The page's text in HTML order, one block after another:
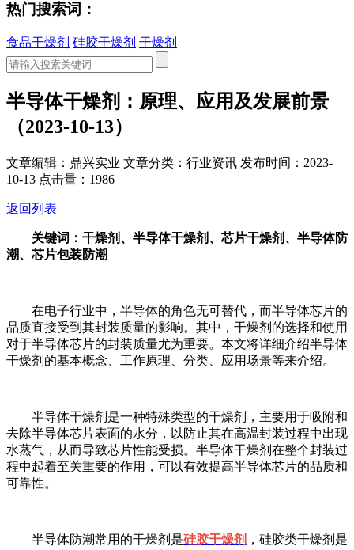
热门搜索词：
食品干燥剂 硅胶干燥剂 干燥剂
半导体干燥剂：原理、应用及发展前景
（2023-10-13）
文章编辑：鼎兴实业 文章分类：行业资讯 发布时间：2023-
10-13 点击量：1986
返回列表
关键词：干燥剂、半导体干燥剂、芯片干燥剂、半导体防
潮、芯片包装防潮
在电子行业中，半导体的角色无可替代，而半导体芯片的
品质直接受到其封装质量的影响。其中，干燥剂的选择和使用
对于半导体芯片的封装质量尤为重要。本文将详细介绍半导体
干燥剂的基本概念、工作原理、分类、应用场景等来介绍。
半导体干燥剂是一种特殊类型的干燥剂，主要用于吸附和
去除半导体芯片表面的水分，以防止其在高温封装过程中出现
水蒸气，从而导致芯片性能受损。半导体干燥剂在整个封装过
程中起着至关重要的作用，可以有效提高半导体芯片的品质和
可靠性。
半导体防潮常用的干燥剂是硅胶干燥剂 ，硅胶类干燥剂是